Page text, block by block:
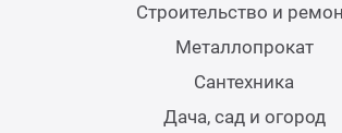
Строительство и
Металлопрокат
Сантехника
Дача, сад и огород